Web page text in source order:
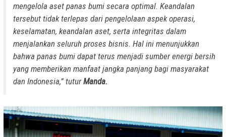
mengelola aset panas bumi secara optimal. Keandalan
tersebut tidak terlepas dari pengelolaan aspek operasi,
keselamatan, keandalan aset, serta integritas dalam
menjalankan seluruh proses bisnis. Hal ini menunjukkan
bahwa panas bumi dapat terus menjadi sumber energi bersih
yang memberikan manfaat jangka panjang bagi masyarakat
dan Indonesia,” tuturManda.